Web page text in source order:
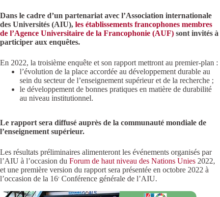
Dans le cadre d’un partenariat avec l’Association internationale
des Universités (AIU), les établissements francophones membres
de l’Agence Universitaire de la Francophonie (AUF) sont invités à
participer aux enquêtes.
En 2022, la troisième enquête et son rapport mettront au premier-plan :
l’évolution de la place accordée au développement durable au
sein du secteur de l’enseignement supérieur et de la recherche ;
le développement de bonnes pratiques en matière de durabilité
au niveau institutionnel.
Le rapport sera diffusé auprès de la communauté mondiale de
l’enseignement supérieur.
Les résultats préliminaires alimenteront les événements organisés par
l’AIU à l’occasion du Forum de haut niveau des Nations Unies 2022,
et une première version du rapport sera présentée en octobre 2022 à
l’occasion de la 16e Conférence générale de l’AIU.